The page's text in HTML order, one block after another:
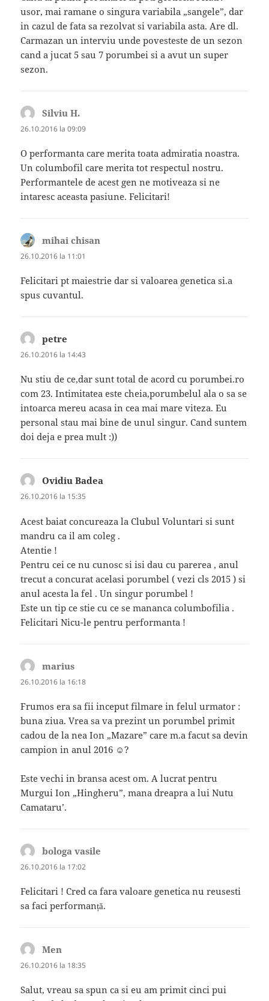
usor, mai ramane o singura variabila „sangele”, dar
in cazul de fata sa rezolvat si variabila asta. Are dl.
Carmazan un interviu unde povesteste de un sezon
cand a jucat 5 sau 7 porumbei si a avut un super
sezon.
Silviu H.
26.10.2016 la 09:09
O performanta care merita toata admiratia noastra.
Un columbofil care merita tot respectul nostru.
Performantele de acest gen ne motiveaza si ne
intaresc aceasta pasiune. Felicitari!
mihai chisan
26.10.2016 la 11:01
Felicitari pt maiestrie dar si valoarea genetica si.a
spus cuvantul.
petre
26.10.2016 la 14:43
Nu stiu de ce,dar sunt total de acord cu porumbei.ro
com 23. Intimitatea este cheia,porumbelul ala o sa se
intoarca mereu acasa in cea mai mare viteza. Eu
personal stau mai bine de unul singur. Cand suntem
doi deja e prea mult :))
Ovidiu Badea
26.10.2016 la 15:35
Acest baiat concureaza la Clubul Voluntari si sunt
mandru ca il am coleg .
Atentie !
Pentru cei ce nu cunosc si isi dau cu parerea , anul
trecut a concurat acelasi porumbel ( vezi cls 2015 ) si
anul acesta la fel . Un singur porumbel !
Este un tip ce stie cu ce se mananca columbofilia .
Felicitari Nicu-le pentru performanta !
marius
26.10.2016 la 16:18
Frumos era sa fii inceput filmare in felul urmator :
buna ziua. Vrea sa va prezint un porumbel primit
cadou de la nea Ion „Mazare” care m.a facut sa devin
campion in anul 2016 ☺?
Este vechi in bransa acest om. A lucrat pentru
Murgui Ion „Hingheru”, mana dreapra a lui Nutu
Camataru’.
bologa vasile
26.10.2016 la 17:02
Felicitari ! Cred ca fara valoare genetica nu reusesti
sa faci performanță.
Men
26.10.2016 la 18:35
Salut, vreau sa spun ca si eu am primit cinci pui